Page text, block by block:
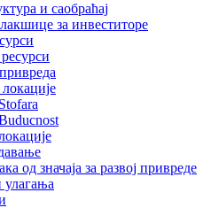
и саобраћај
за инвеститоре
од значаја за развој привреде